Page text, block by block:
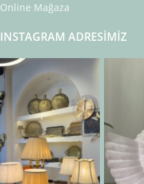
Online Mağaza
INSTAGRAM ADRESIMIZ